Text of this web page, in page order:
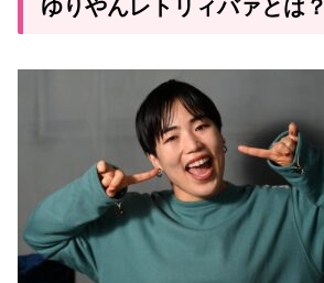
ゆりやんレトリィバァとは？